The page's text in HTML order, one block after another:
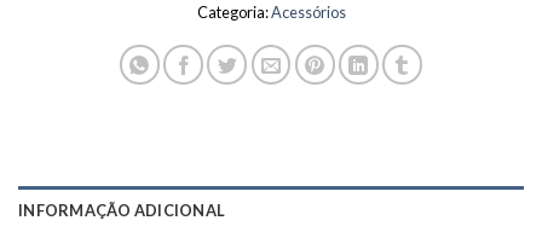
Categoria:Acessórios
INFORMAÇÃO ADICIONAL